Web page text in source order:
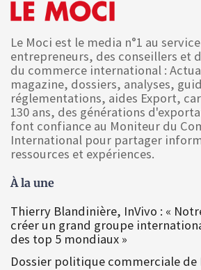
Le Moci est le media n°1 au
entrepreneurs, des conseillers et
du commerce international :
magazine, dossiers, analyses,
réglementations, aides Export,
130 ans, des générations
font confiance au Moniteur du
International pour partager
ressources et expériences.
À la une
Thierry Blandinière, InVivo : «
créer un grand groupe
des top 5 mondiaux »
Dossier politique commerciale de